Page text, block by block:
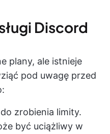
Discord
plany, ale istnieje
pod uwagę przed
zrobienia limity.
być uciążliwy w